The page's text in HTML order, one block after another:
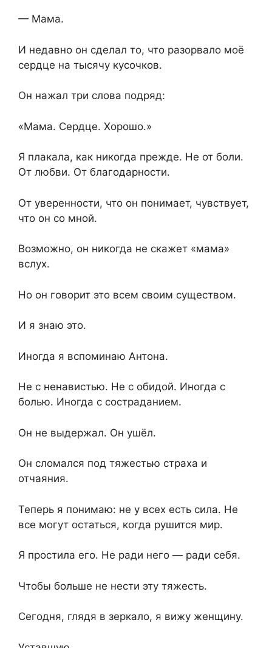
— Мама.
И недавно он сделал то, что разорвало моё
сердце на тысячу кусочков.
Он нажал три слова подряд:
«Мама. Сердце. Хорошо.»
Я плакала, как никогда прежде. Не от боли.
От любви. От благодарности.
От уверенности, что он понимает, чувствует,
что он со мной.
Возможно, он никогда не скажет «мама»
вслух.
Но он говорит это всем своим существом.
И я знаю это.
Иногда я вспоминаю Антона.
Не с ненавистью. Не с обидой. Иногда с
болью. Иногда с состраданием.
Он не выдержал. Он ушёл.
Он сломался под тяжестью страха и
отчаяния.
Теперь я понимаю: не у всех есть сила. Не
все могут остаться, когда рушится мир.
Я простила его. Не ради него — ради себя.
Чтобы больше не нести эту тяжесть.
Сегодня, глядя в зеркало, я вижу женщину.